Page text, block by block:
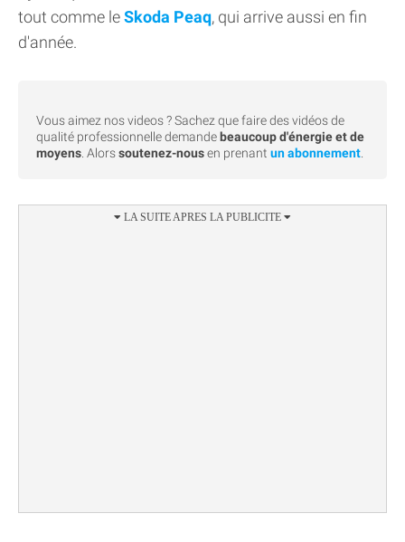
tout comme leSkoda Peaq, qui arrive aussi en fin
d'année.
Vous aimez nos videos ? Sachez que faire des vidéos de
qualité professionnelle demande beaucoup d'énergie et de
moyens . Alorssoutenez-nousen prenant un abonnement